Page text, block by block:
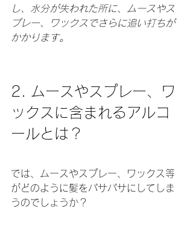
し、水分が失われた所に、ムースやス
プレー、ワックスでさらに追い打ちが
かかります。
2. ムースやスプレー、ワ
ックスに含まれるアルコ
ールとは？
では、ムースやスプレー、ワックス等
がどのように髪をパサパサにしてしま
うのでしょうか？